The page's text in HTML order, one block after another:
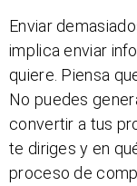
Enviar
implica enviar
quiere. Piensa
No puedes
convertir a tus
te diriges y en
proceso de